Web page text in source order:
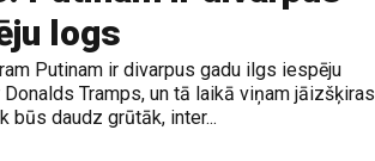
logs
Putinam ir divarpus gadu ilgs iespēju
Tramps, un tā laikā viņam jāizšķiras
būs daudz grūtāk, inter...